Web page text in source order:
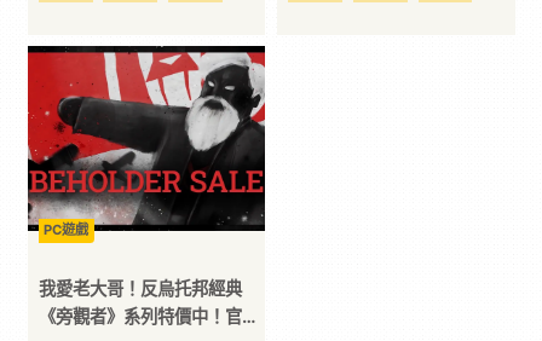
元
｜
3C
科
技
PC遊戲
我愛老大哥！反烏托邦經典
《旁觀者》系列特價中！官方